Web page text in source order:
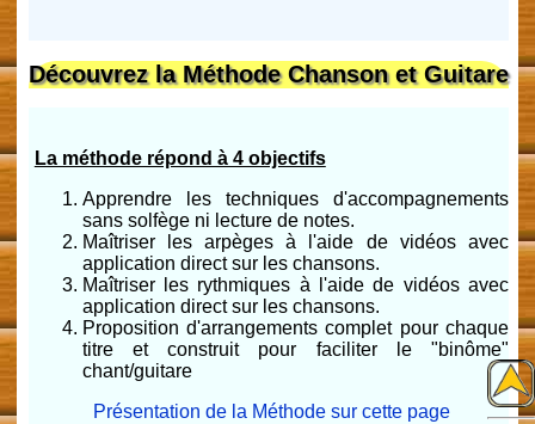
Découvrez la Méthode Chanson et Guitare
La méthode répond à 4 objectifs
Apprendre les techniques d'accompagnements
sans solfège ni lecture de notes.
Maîtriser les arpèges à l'aide de vidéos avec
application direct sur les chansons.
Maîtriser les rythmiques à l'aide de vidéos avec
application direct sur les chansons.
Proposition d'arrangements complet pour chaque
titre et construit pour faciliter le "binôme"
chant/guitare
Présentation de la Méthode sur cette page